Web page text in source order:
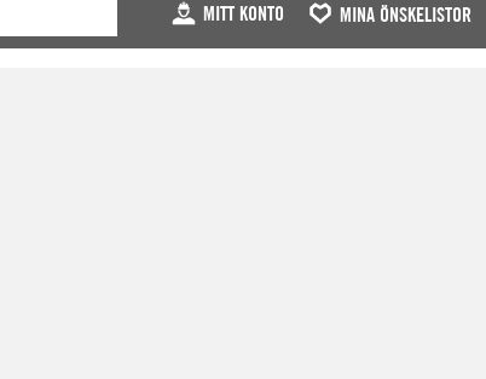
MITT KONTO MINA ÖNSKELISTOR